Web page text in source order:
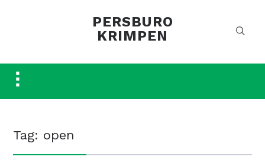
PERSBURO
KRIMPEN
Toggle
sidebar
Tag: open